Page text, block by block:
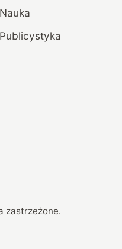
Nauka
Publicystyka
zastrzeżone.